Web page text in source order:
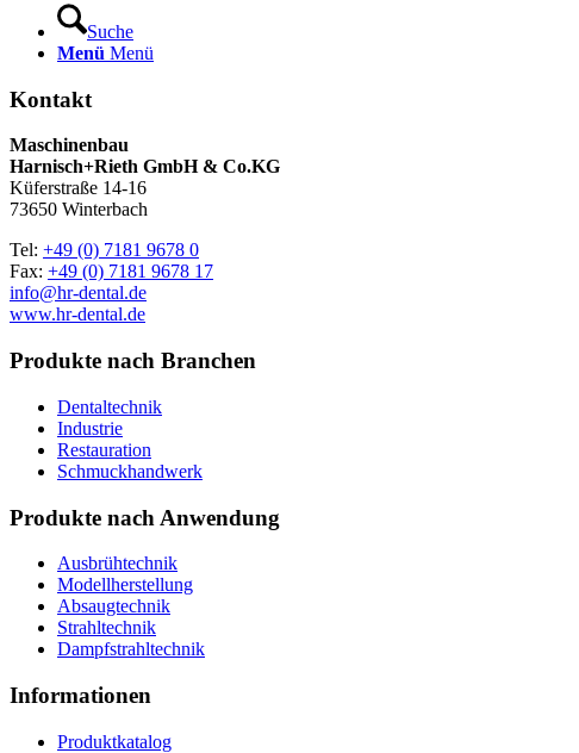
Suche
Menü Menü
Kontakt
Maschinenbau
Harnisch+Rieth GmbH & Co.KG
Küferstraße 14-16
73650 Winterbach
Tel: +49 (0) 7181 9678 0
Fax: +49 (0) 7181 9678 17
info@hr-dental.de
www.hr-dental.de
Produkte nach Branchen
Dentaltechnik
Industrie
Restauration
Schmuckhandwerk
Produkte nach Anwendung
Ausbrühtechnik
Modellherstellung
Absaugtechnik
Strahltechnik
Dampfstrahltechnik
Informationen
Produktkatalog